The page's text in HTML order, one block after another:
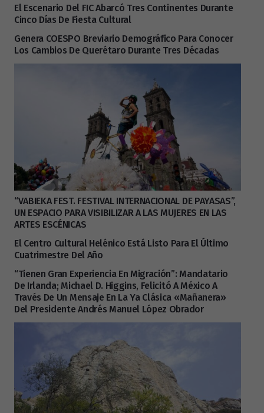
El Escenario Del FIC Abarcó Tres Continentes Durante
Cinco Días De Fiesta Cultural
Genera COESPO Breviario Demográfico Para Conocer
Los Cambios De Querétaro Durante Tres Décadas
“VABIEKA FEST. FESTIVAL INTERNACIONAL DE PAYASAS”,
UN ESPACIO PARA VISIBILIZAR A LAS MUJERES EN LAS
ARTES ESCÉNICAS
El Centro Cultural Helénico Está Listo Para El Último
Cuatrimestre Del Año
“Tienen Gran Experiencia En Migración”: Mandatario
De Irlanda; Michael D. Higgins, Felicitó A México A
Través De Un Mensaje En La Ya Clásica «mañanera»
Del Presidente Andrés Manuel López Obrador